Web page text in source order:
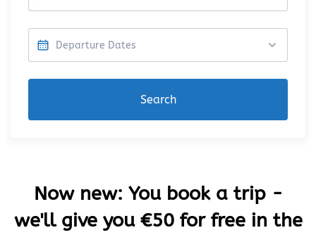
Search
Now new: You book a trip -
we'll give you €50 for free in the